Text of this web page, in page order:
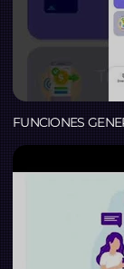
FUNCIONES